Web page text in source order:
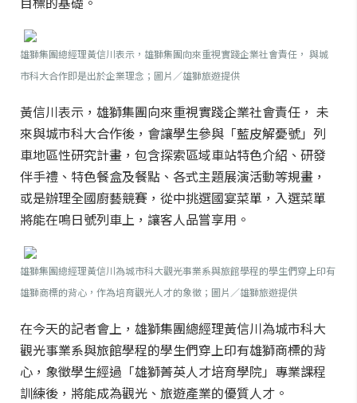
雄獅集團總經理黃信川表示，雄獅集團向來重視實踐企業社會責任， 與城
市科大合作即是出於企業理念 ；圖片／雄獅旅遊提供
黃信川表示，雄獅集團向來重視實踐企業社會責任， 未
來與城市科大合作後，會讓學生參與「藍皮解憂號」列
車地區性研究計畫，包含探索區域車站特色介紹、研發
伴手禮、特色餐盒及餐點、各式主題展演活動等規畫，
或是辦理全國廚藝競賽，從中挑選國宴菜單，入選菜單
將能在鳴日號列車上，讓客人品嘗享用。
雄獅集團總經理黃信川為城市科大觀光事業系與旅館學程的學生們穿上印有
雄獅商標的背心，作為培育觀光人才的象徵；圖片／雄獅旅遊提供
在今天的記者會上，雄獅集團總經理黃信川為城市科大
觀光事業系與旅館學程的學生們穿上印有雄獅商標的背
心，象徵學生經過「雄獅菁英人才培育學院」專業課程
訓練後，將能成為觀光、旅遊產業的優質人才。